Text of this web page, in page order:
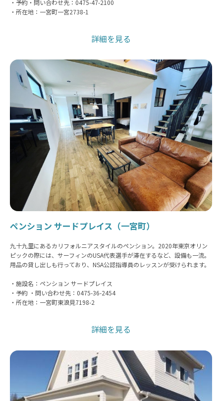
・予約・問い合わせ先：0475-47-2100
・所在地：一宮町一宮2738-1
詳細を見る
ペンション サードプレイス（一宮町）
九十九里にあるカリフォルニアスタイルのペンション。2020年東京オリン
ピックの際には、サーフィンのUSA代表選手が滞在するなど、設備も一流。
用品の貸し出しも行っており、NSA公認指導員のレッスンが受けられます。
・施設名：ペンション サードプレイス
・予約 ・問い合わせ先：0475-36-2454
・所在地：一宮町東浪見7198-2
詳細を見る